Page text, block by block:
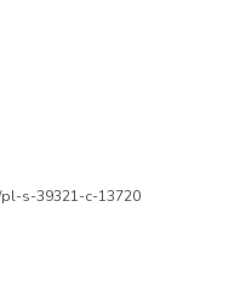
pl-s-39321-c-13720